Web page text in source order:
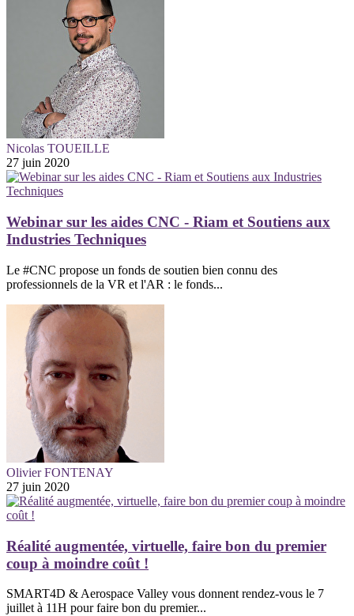
Nicolas TOUEILLE
27 juin 2020
Webinar sur les aides CNC - Riam et Soutiens aux
Industries Techniques
Le #CNC propose un fonds de soutien bien connu des
professionnels de la VR et l'AR : le fonds...
Olivier FONTENAY
27 juin 2020
Réalité augmentée, virtuelle, faire bon du premier
coup à moindre coût !
SMART4D & Aerospace Valley vous donnent rendez-vous le 7
juillet à 11H pour faire bon du premier...